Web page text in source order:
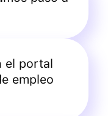
el portal
empleo